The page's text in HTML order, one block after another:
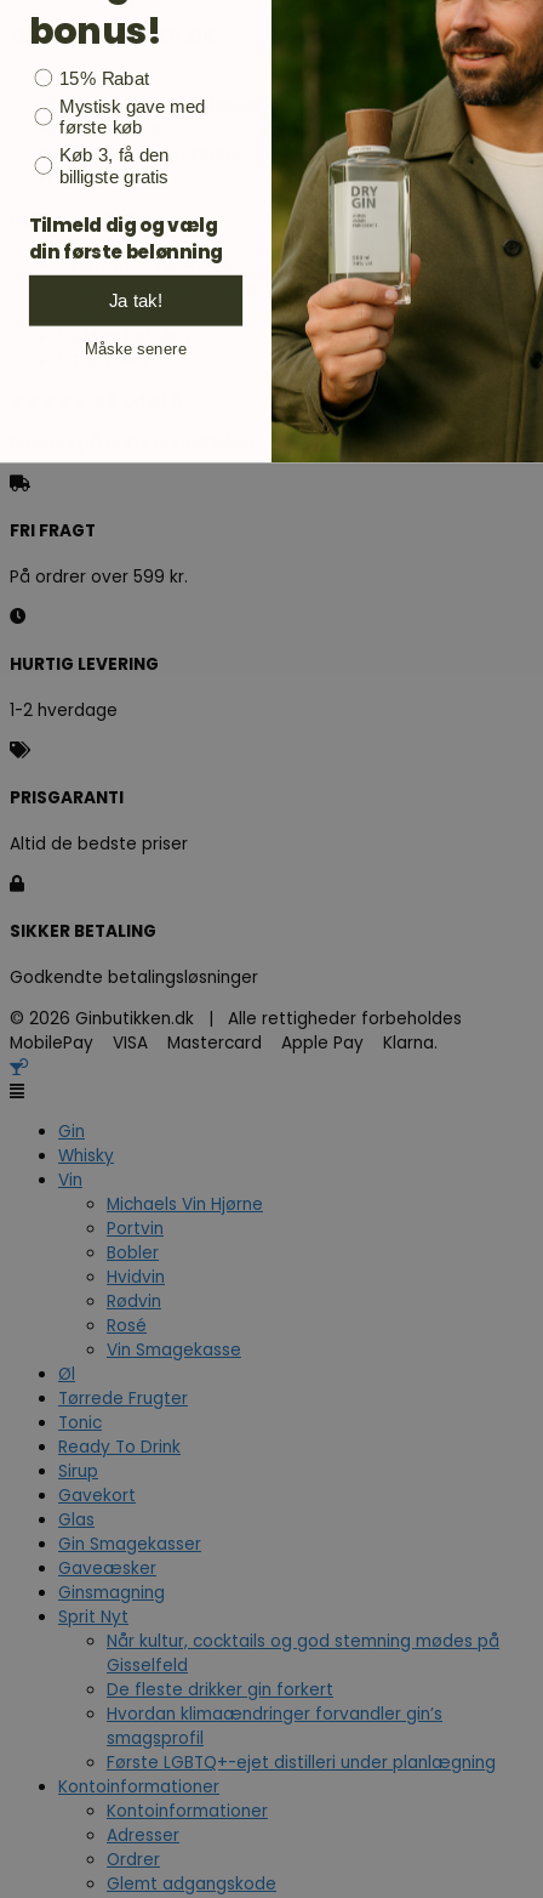
OM GINBUTIKKEN.DK
Om os
Blog / Branchenyheder
Job hos os
Samarbejdspartnere
Presse
INFORMATION
Fri fragt over 499 kr.
Hurtig levering 1-2 hverdage
Prismatch
Sikker betaling
Trustpilot
FRI FRAGT
På ordrer over 599 kr.
HURTIG LEVERING
1-2 hverdage
PRISGARANTI
Altid de bedste priser
SIKKER BETALING
Godkendte betalingsløsninger
© 2026 Ginbutikken.dk | Alle rettigheder forbeholdes
MobilePay VISA Mastercard Apple Pay Klarna.
Gin
Whisky
Vin
Michaels Vin Hjørne
Portvin
Bobler
Hvidvin
Rødvin
Rosé
Vin Smagekasse
Øl
Tørrede Frugter
Tonic
Ready To Drink
Sirup
Gavekort
Glas
Gin Smagekasser
Gaveæsker
Ginsmagning
Sprit Nyt
Når kultur, cocktails og god stemning mødes på
Gisselfeld
De fleste drikker gin forkert
Hvordan klimaændringer forvandler gin’s
smagsprofil
Første LGBTQ+-ejet distilleri under planlægning
Kontoinformationer
Kontoinformationer
Adresser
Ordrer
Glemt adgangskode
bonus!
Bonusgave
15% Rabat
Mystisk gave med
første køb
Køb 3, få den
billigste gratis
Tilmeld dig og vælg
din første belønning
Ja tak!
Måske senere